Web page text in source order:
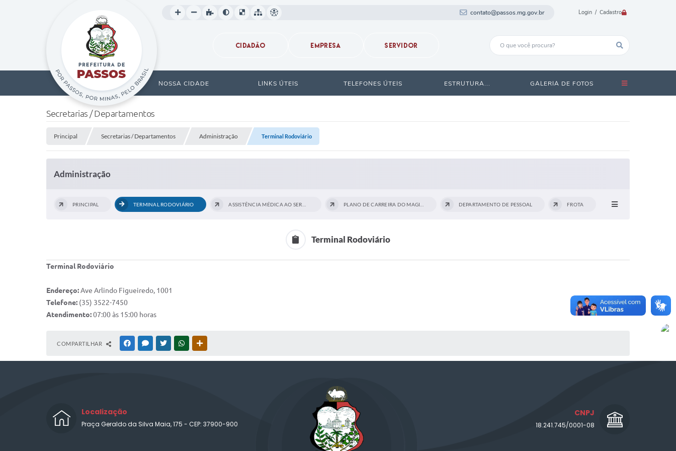
Login / Cadastro
contato@passos.mg.gov.br
CIDADÃO EMPRESA SERVIDOR
NOSSA CIDADE LINKS ÚTEIS TELEFONES ÚTEIS ESTRUTURA... GALERIA DE FOTOS
Secretarias / Departamentos
Principal Secretarias / Departamentos Administração Terminal Rodoviário
Administração
PRINCIPAL TERMINAL RODOVIÁRIO DEPARTAMENTO DE PESSOAL FROTA
Terminal Rodoviário
Terminal Rodoviário
Endereço:Ave Arlindo Figueiredo, 1001
Telefone: (35) 3522-7450
Atendimento:07:00 às 15:00 horas
COMPARTILHAR FACEBOOKMESSENGER
TWITTERWHATSAPP
Localização
Praça Geraldo da Silva Maia, 175 - CEP: 37900-900
CNPJ
18.241.745/0001-08